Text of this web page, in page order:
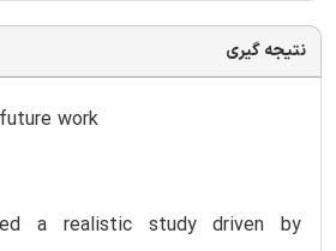
نتیجه گیری
work
a realistic study driven by